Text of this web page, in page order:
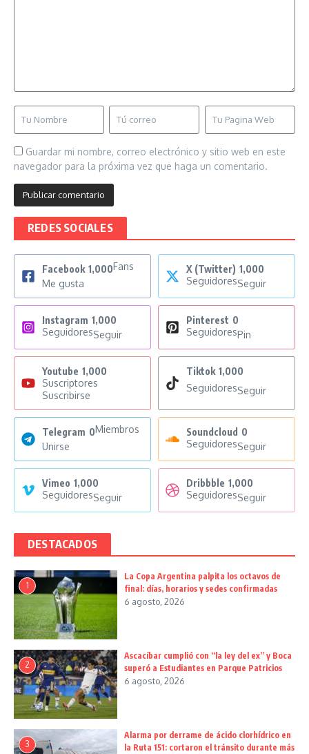
Guardar mi nombre, correo electrónico y sitio web en este
navegador para la próxima vez que haga un comentario.
REDES SOCIALES
Facebook 1,000Fans
Me gusta
X (Twitter) 1,000
SeguidoresSeguir
Instagram 1,000
SeguidoresSeguir
Pinterest 0
SeguidoresPin
Youtube 1,000
Suscriptores
Suscribirse
Tiktok 1,000
SeguidoresSeguir
Telegram 0Miembros
Unirse
Soundcloud 0
SeguidoresSeguir
Vimeo 1,000
SeguidoresSeguir
Dribbble 1,000
SeguidoresSeguir
DESTACADOS
1
La Copa Argentina palpita los octavos de
final: días, horarios y sedes confirmadas
6 agosto, 2026
2
Ascacíbar cumplió con “la ley del ex” y Boca
superó a Estudiantes en Parque Patricios
6 agosto, 2026
3
Alarma por derrame de ácido clorhídrico en
la Ruta 151: cortaron el tránsito durante más